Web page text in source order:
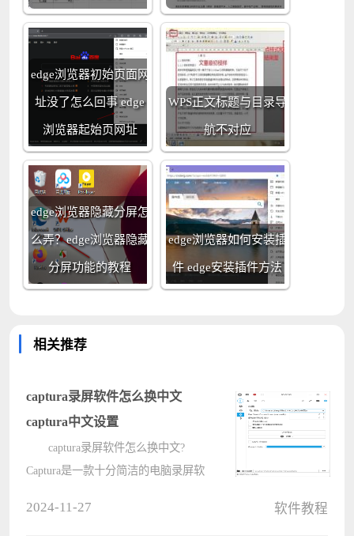
edge浏览器初始页面网
址没了怎么回事 edge
浏览器起始页网址
WPS正文标题与目录导
航不对应
edge浏览器隐藏分屏怎
么弄？edge浏览器隐藏
分屏功能的教程
edge浏览器如何安装插
件 edge安装插件方法
相关推荐
captura录屏软件怎么换中文
captura中文设置
captura录屏软件怎么换中文?
Captura是一款十分简洁的电脑录屏软
2024-11-27 软件教程